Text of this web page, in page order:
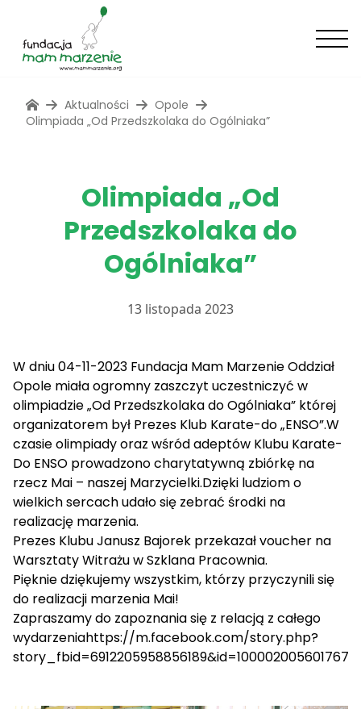
Aktualności
Opole
Olimpiada „Od Przedszkolaka do Ogólniaka”
Olimpiada „Od
Przedszkolaka do
Ogólniaka”
13 listopada 2023
W dniu 04-11-2023 Fundacja Mam Marzenie Oddział
Opole miała ogromny zaszczyt uczestniczyć w
olimpiadzie „Od Przedszkolaka do Ogólniaka” której
organizatorem był Prezes Klub Karate-do „ENSO”.W
czasie olimpiady oraz wśród adeptów Klubu Karate-
Do ENSO prowadzono charytatywną zbiórkę na
rzecz Mai – naszej Marzycielki.Dzięki ludziom o
wielkich sercach udało się zebrać środki na
realizację marzenia.
Prezes KlubuJanusz Bajorek przekazał voucher na
Warsztaty Witrażu w Szklana Pracownia.
Pięknie dziękujemy wszystkim, którzy przyczynili się
do realizacji marzenia Mai!
Zapraszamy do zapoznania się z relacją z całego
wydarzeniahttps://m.facebook.com/story.php?
story_fbid=6912205958856189&id=100002005601767